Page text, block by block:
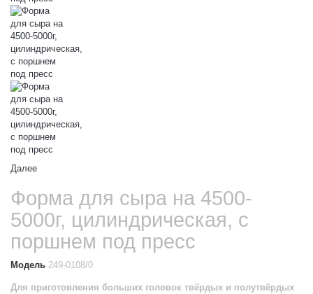
Далее
Форма для сыра на 4500-
5000г, цилиндрическая, с
поршнем под пресс
Модель 249-0108/0
Для приготовления больших головок твёрдых и полутвёрдых